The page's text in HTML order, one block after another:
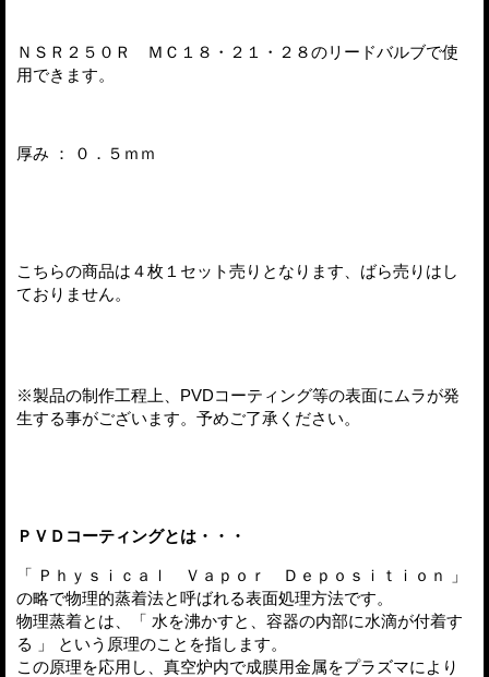
ＮＳＲ２５０Ｒ ＭＣ１８・２１・２８のリードバルブで使
用できます。
厚み ： ０．５ｍｍ
こちらの商品は４枚１セット売りとなります、ばら売りはし
ておりません。
※製品の制作工程上、PVDコーティング等の表面にムラが発
生する事がございます。予めご了承ください。
ＰＶＤコーティングとは・・・
「 Ｐｈｙｓｉｃａｌ Ｖａｐｏｒ Ｄｅｐｏｓｉｔｉｏｎ 」
の略で物理的蒸着法と呼ばれる表面処理方法です。
物理蒸着とは、「 水を沸かすと、容器の内部に水滴が付着す
る 」 という原理のことを指します。
この原理を応用し、真空炉内で成膜用金属をプラズマにより